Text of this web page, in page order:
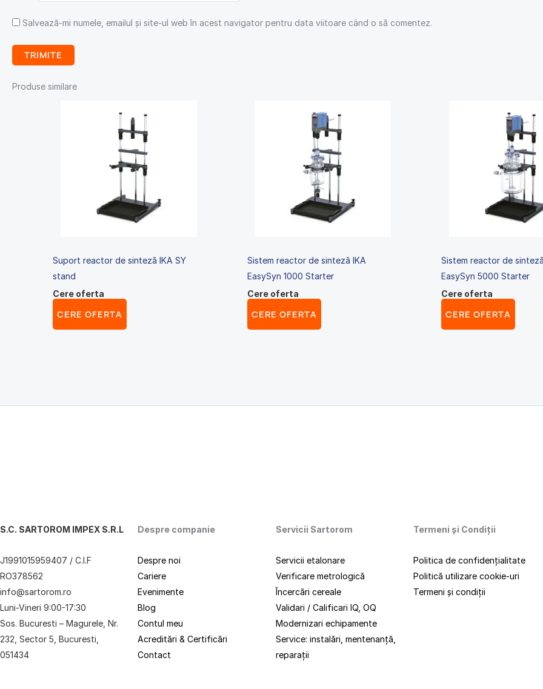
Salvează-mi numele, emailul și site-ul web în acest navigator pentru data viitoare când o să comentez.
Produse similare
Suport reactor de sinteză IKA SY
stand
Cere oferta
CERE OFERTA
Sistem reactor de sinteză IKA
EasySyn 1000 Starter
Cere oferta
CERE OFERTA
Sistem reactor de
EasySyn 5000 Starter
Cere oferta
CERE OFERTA
S.C. SARTOROM IMPEX S.R.L
J1991015959407 / C.I.F
RO378562
info@sartorom.ro
Luni-Vineri 9:00-17:30
Sos. Bucuresti – Magurele, Nr.
232, Sector 5, Bucuresti,
051434
Despre companie
Despre noi
Cariere
Evenimente
Blog
Contul meu
Acreditări & Certificări
Contact
Servicii Sartorom
Servicii etalonare
Verificare metrologică
Încercări cereale
Validari / Calificari IQ, OQ
Modernizari echipamente
Service: instalări, mentenanță,
reparații
Termeni și Condiții
Politica de confidențialitate
Politică utilizare cookie-uri
Termeni și condiții